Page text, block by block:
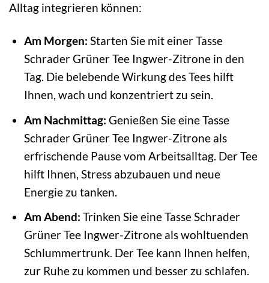
Alltag integrieren können:
Am Morgen: Starten Sie mit einer Tasse
Schrader Grüner Tee Ingwer-Zitrone in den
Tag. Die belebende Wirkung des Tees hilft
Ihnen, wach und konzentriert zu sein.
Am Nachmittag: Genießen Sie eine Tasse
Schrader Grüner Tee Ingwer-Zitrone als
erfrischende Pause vom Arbeitsalltag. Der Tee
hilft Ihnen, Stress abzubauen und neue
Energie zu tanken.
Am Abend: Trinken Sie eine Tasse Schrader
Grüner Tee Ingwer-Zitrone als wohltuenden
Schlummertrunk. Der Tee kann Ihnen helfen,
zur Ruhe zu kommen und besser zu schlafen.